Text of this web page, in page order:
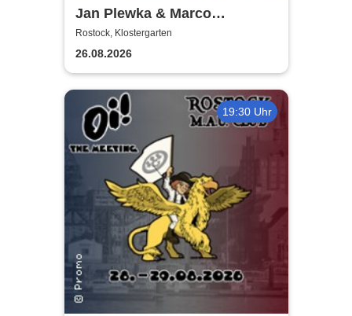
Jan Plewka & Marco
Schmedtje - Between the
Lights
Rostock, Klostergarten
26.08.2026
19:30 Uhr